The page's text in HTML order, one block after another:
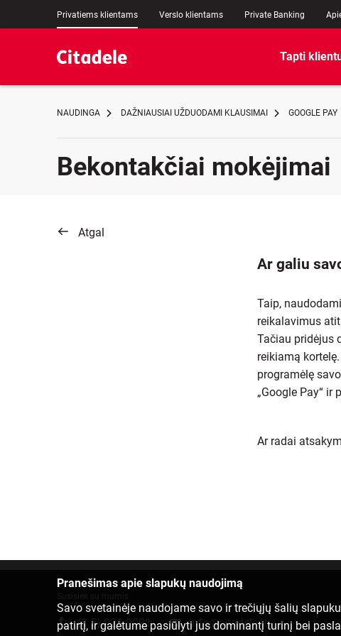
Privatiems klientams Verslo klientams Private Banking
Tapti
NAUDINGA DAŽNIAUSIAI UŽDUODAMI KLAUSIMAI GOOGLE PAY
Bekontakčiai mokėjimai
Atgal
Ar galiu
Taip,
reikalavimus
Tačiau pridėjus
reikiamą
programėlę
„Google Pay“ ir
Ar radai
Pranešimas apie slapukų naudojimą
Savo svetainėje naudojame savo ir trečiųjų šalių
patirtį, ir galėtume pasiūlyti jus dominantį turinį bei
(8 5) 221 9091 info@citadele.lt